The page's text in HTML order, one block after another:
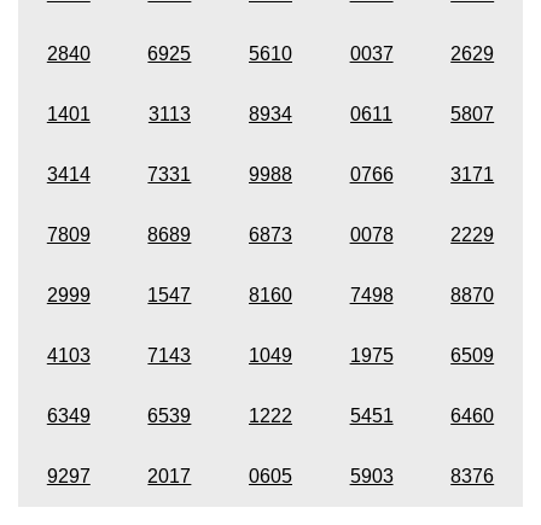
2840 6925 5610 0037 2629
1401 3113 8934 0611 5807
3414 7331 9988 0766 3171
7809 8689 6873 0078 2229
2999 1547 8160 7498 8870
4103 7143 1049 1975 6509
6349 6539 1222 5451 6460
9297 2017 0605 5903 8376